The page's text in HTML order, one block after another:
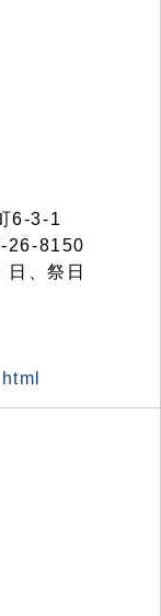
6-3-1
26-8150
、祭日